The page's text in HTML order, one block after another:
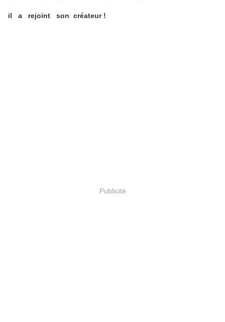
il a rejoint son créateur !
Publicité